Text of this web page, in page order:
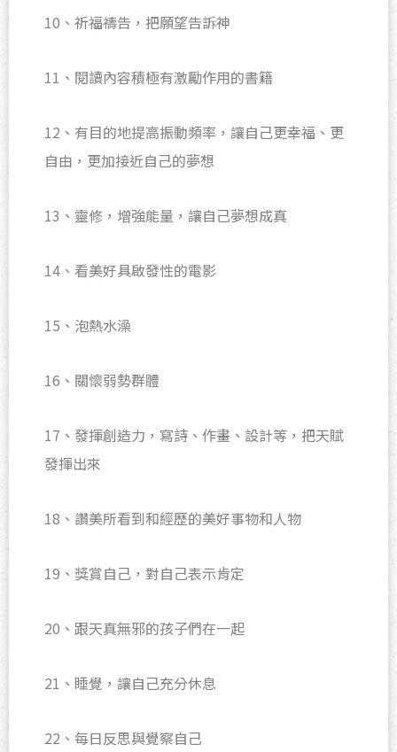
10、祈福禱告，把願望告訴神
11、閱讀內容積極有激勵作用的書籍
12、有目的地提高振動頻率，讓自己更幸福、更
自由，更加接近自己的夢想
13、靈修，增強能量，讓自己夢想成真
14、看美好具啟發性的電影
15、泡熱水澡
16、關懷弱勢群體
17、發揮創造力，寫詩、作畫、設計等，把天賦
發揮出來
18、讚美所看到和經歷的美好事物和人物
19、獎賞自己，對自己表示肯定
20、跟天真無邪的孩子們在一起
21、睡覺，讓自己充分休息
22、每日反思與覺察自己